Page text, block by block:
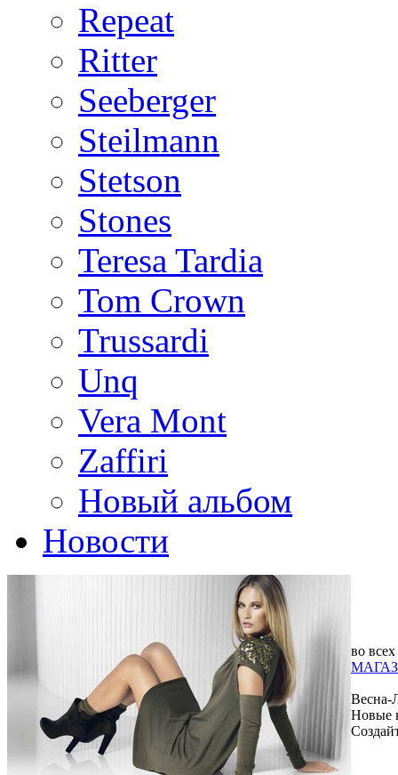
Repeat
Ritter
Seeberger
Steilmann
Stetson
Stones
Teresa Tardia
Tom Crown
Trussardi
Unq
Vera Mont
Zaffiri
Новый альбом
Новости
во всех
Весна-
Новые